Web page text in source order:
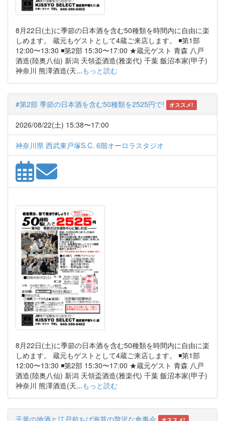
8月22日(土)に季節の日本酒を含む50種類を時間内に自由に楽
しめます。 蔵元もゲストとして4蔵ご来店します。 ◾️第1部
12:00〜13:30 ◾️第2部 15:30〜17:00 ★蔵元ゲスト 青森 八戸
酒造(陸奥八仙) 新潟 天領盃酒造(雅楽代) 千葉 飯沼本家(甲子)
神奈川 熊澤酒造(天...もっと読む
#第2部 季節の日本酒を含む50種類を2525円で! オススメ!
2026/08/22(土) 15:38〜17:00
神奈川県 西武東戸塚S.C. 6階オーロラスタジオ
8月22日(土)に季節の日本酒を含む50種類を時間内に自由に楽
しめます。 蔵元もゲストとして4蔵ご来店します。 ◾️第1部
12:00〜13:30 ◾️第2部 15:30〜17:00 ★蔵元ゲスト 青森 八戸
酒造(陸奥八仙) 新潟 天領盃酒造(雅楽代) 千葉 飯沼本家(甲子)
神奈川 熊澤酒造(天...もっと読む
千葉の地酒と江戸前ちば海苔の贅沢な食事会